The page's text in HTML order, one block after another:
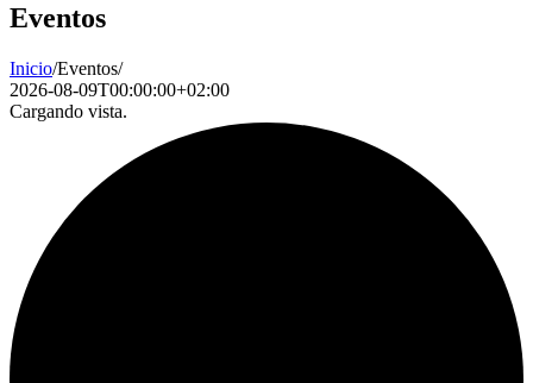
Eventos
Inicio/Eventos/
2026-08-09T00:00:00+02:00
Cargando vista.